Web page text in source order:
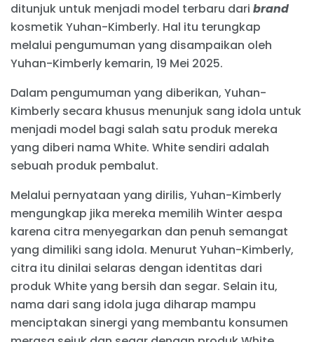
ditunjuk untuk menjadi model terbaru dari brand
kosmetik Yuhan-Kimberly. Hal itu terungkap
melalui pengumuman yang disampaikan oleh
Yuhan-Kimberly kemarin, 19 Mei 2025.
Dalam pengumuman yang diberikan, Yuhan-
Kimberly secara khusus menunjuk sang idola untuk
menjadi model bagi salah satu produk mereka
yang diberi nama White. White sendiri adalah
sebuah produk pembalut.
Melalui pernyataan yang dirilis, Yuhan-Kimberly
mengungkap jika mereka memilih Winter aespa
karena citra menyegarkan dan penuh semangat
yang dimiliki sang idola. Menurut Yuhan-Kimberly,
citra itu dinilai selaras dengan identitas dari
produk White yang bersih dan segar. Selain itu,
nama dari sang idola juga diharap mampu
menciptakan sinergi yang membantu konsumen